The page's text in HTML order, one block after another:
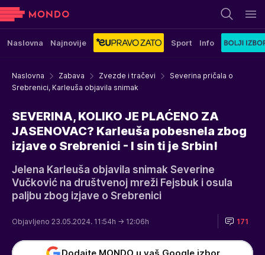
Naslovna Najnovije Sport Info
Naslovna Zabava Zvezde i tračevi
Severina pričala o
Srebrenici, Karleuša objavila snimak
SEVERINA, KOLIKO JE PLAĆENO ZA
JASENOVAC? Karleuša pobesnela zbog
izjave o Srebrenici - I sin ti je Srbin!
Jelena Karleuša objavila snimak Severine
Vučković na društvenoj mreži Fejsbuk i osula
paljbu zbog izjave o Srebrenici
Objavljeno 23.05.2024. 11:54h → 12:06h 171